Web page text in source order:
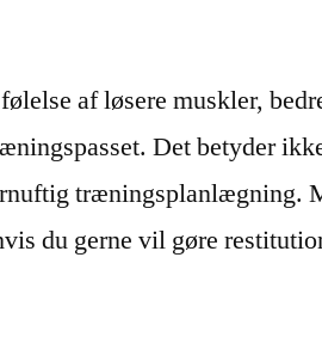
af løsere muskler,
Det betyder
træningsplanlægning.
du gerne vil gøre